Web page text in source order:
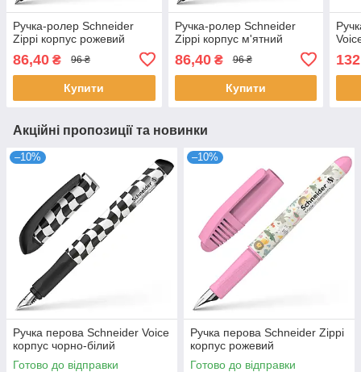
Ручка-ролер Schneider
Zippi корпус рожевий
86,40 ₴ 96 ₴
Купити
Ручка-ролер Schneider
Zippi корпус м'ятний
86,40₴ 96 ₴
Купити
Акційні пропозиції та новинки
–10%
Ручка перова Schneider Voice
корпус чорно-білий
Готово до відправки
–10%
Ручка перова Schneider Zippi
корпус рожевий
Готово до відправки